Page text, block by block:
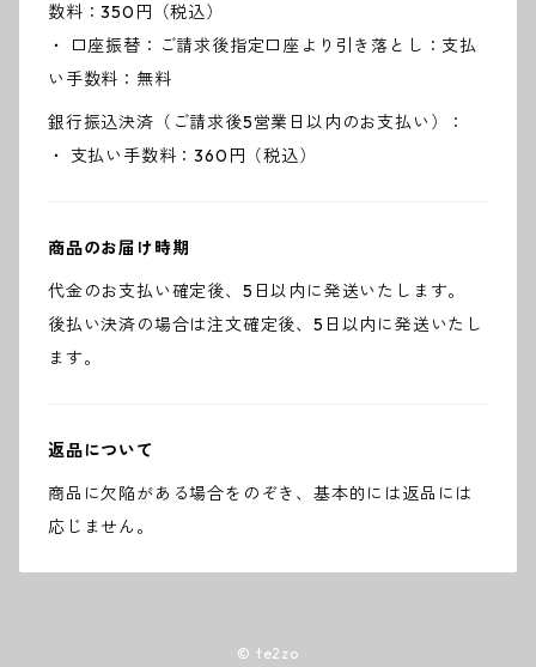
数料：350円（税込）
・ 口座振替：ご請求後指定口座より引き落とし：支払
い手数料：無料
銀行振込決済（ご請求後5営業日以内のお支払い）：
・ 支払い手数料：360円（税込）
商品のお届け時期
代金のお支払い確定後、5日以内に発送いたします。
後払い決済の場合は注文確定後、5日以内に発送いたし
ます。
返品について
商品に欠陥がある場合をのぞき、基本的には返品には
応じません。
© te2zo